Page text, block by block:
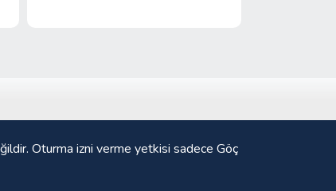
Oturma izni verme yetkisi sadece Göç